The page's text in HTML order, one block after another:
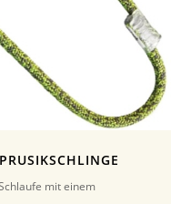
mit einem